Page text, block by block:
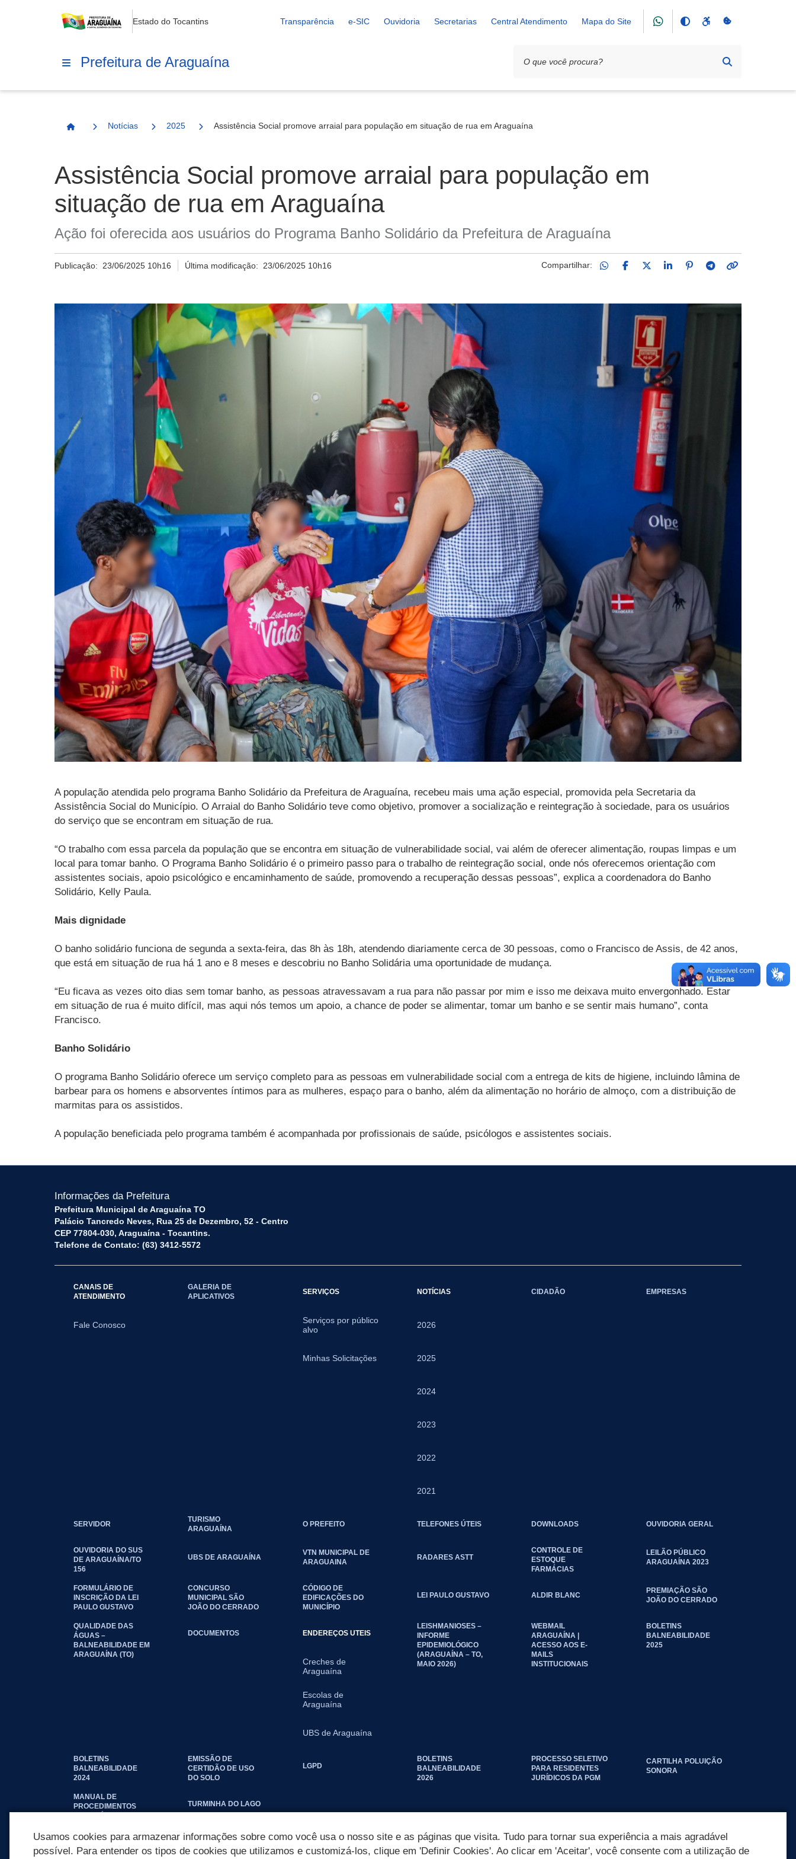
Estado do Tocantins Transparência e-SIC Ouvidoria Secretarias Central Atendimento Mapa do Site
Prefeitura de Araguaína
Página Inicial
Notícias 2025 Assistência Social promove arraial para população em situação de rua em Araguaína
Assistência Social promove arraial para população em
situação de rua em Araguaína
Ação foi oferecida aos usuários do Programa Banho Solidário da Prefeitura de Araguaína
Publicação: 23/06/2025 10h16 Última modificação: 23/06/2025 10h16 Compartilhar:
A população atendida pelo programa Banho Solidário da Prefeitura de Araguaína, recebeu mais uma ação especial, promovida pela Secretaria da
Assistência Social do Município. O Arraial do Banho Solidário teve como objetivo, promover a socialização e reintegração à sociedade, para os usuários
do serviço que se encontram em situação de rua.
“O trabalho com essa parcela da população que se encontra em situação de vulnerabilidade social, vai além de oferecer alimentação, roupas limpas e um
local para tomar banho. O Programa Banho Solidário é o primeiro passo para o trabalho de reintegração social, onde nós oferecemos orientação com
assistentes sociais, apoio psicológico e encaminhamento de saúde, promovendo a recuperação dessas pessoas”, explica a coordenadora do Banho
Solidário, Kelly Paula.
Mais dignidade
O banho solidário funciona de segunda a sexta-feira, das 8h às 18h, atendendo diariamente cerca de 30 pessoas, como o Francisco de Assis, de 42 anos,
que está em situação de rua há 1 ano e 8 meses e descobriu no Banho Solidária uma oportunidade de mudança.
“Eu ficava as vezes oito dias sem tomar banho, as pessoas atravessavam a rua para não passar por mim e isso me deixava muito envergonhado. Estar
em situação de rua é muito difícil, mas aqui nós temos um apoio, a chance de poder se alimentar, tomar um banho e se sentir mais humano”, conta
Francisco.
Banho Solidário
O programa Banho Solidário oferece um serviço completo para as pessoas em vulnerabilidade social com a entrega de kits de higiene, incluindo lâmina de
barbear para os homens e absorventes íntimos para as mulheres, espaço para o banho, além da alimentação no horário de almoço, com a distribuição de
marmitas para os assistidos.
A população beneficiada pelo programa também é acompanhada por profissionais de saúde, psicólogos e assistentes sociais.
Informações da Prefeitura
Prefeitura Municipal de Araguaína TO
Palácio Tancredo Neves, Rua 25 de Dezembro, 52 - Centro
CEP 77804-030, Araguaína - Tocantins.
Telefone de Contato: (63) 3412-5572
CANAIS DE
ATENDIMENTO
Fale Conosco
GALERIA DE
APLICATIVOS
SERVIÇOS
Serviços por público
alvo
Minhas Solicitações
NOTÍCIAS
2026
2025
2024
2023
2022
2021
CIDADÃO EMPRESAS
SERVIDOR
TURISMO
ARAGUAÍNA
O PREFEITO TELEFONES ÚTEIS DOWNLOADS OUVIDORIA GERAL
OUVIDORIA DO SUS
DE ARAGUAÍNA/TO
156
UBS DE ARAGUAÍNA
VTN MUNICIPAL DE
ARAGUAINA
RADARES ASTT
CONTROLE DE
ESTOQUE
FARMÁCIAS
LEILÃO PÚBLICO
ARAGUAÍNA 2023
FORMULÁRIO DE
INSCRIÇÃO DA LEI
PAULO GUSTAVO
CONCURSO
MUNICIPAL SÃO
JOÃO DO CERRADO
CÓDIGO DE
EDIFICAÇÕES DO
MUNICÍPIO
LEI PAULO GUSTAVO ALDIR BLANC
PREMIAÇÃO SÃO
JOÃO DO CERRADO
QUALIDADE DAS
ÁGUAS –
BALNEABILIDADE EM
ARAGUAÍNA (TO)
DOCUMENTOS ENDEREÇOS UTEIS
Creches de
Araguaína
Escolas de
Araguaína
UBS de Araguaína
LEISHMANIOSES –
INFORME
EPIDEMIOLÓGICO
(ARAGUAÍNA – TO,
MAIO 2026)
WEBMAIL
ARAGUAÍNA |
ACESSO AOS E-
MAILS
INSTITUCIONAIS
BOLETINS
BALNEABILIDADE
2025
BOLETINS
BALNEABILIDADE
2024
EMISSÃO DE
CERTIDÃO DE USO
DO SOLO
LGPD
BOLETINS
BALNEABILIDADE
2026
PROCESSO SELETIVO
PARA RESIDENTES
JURÍDICOS DA PGM
CARTILHA POLUIÇÃO
SONORA
MANUAL DE
PROCEDIMENTOS
TURMINHA DO LAGO
Usamos cookies para armazenar informações sobre como você usa o nosso site e as páginas que visita. Tudo para tornar sua experiência a mais agradável
possível. Para entender os tipos de cookies que utilizamos e customizá-los, clique em 'Definir Cookies'. Ao clicar em 'Aceitar', você consente com a utilização de